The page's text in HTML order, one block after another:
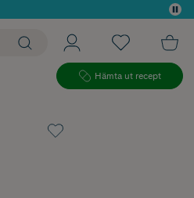
Hämta ut recept